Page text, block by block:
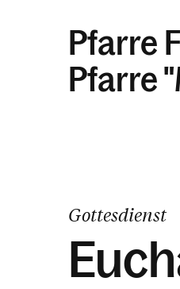
Pfarre
Pfarre
Gottesdienst